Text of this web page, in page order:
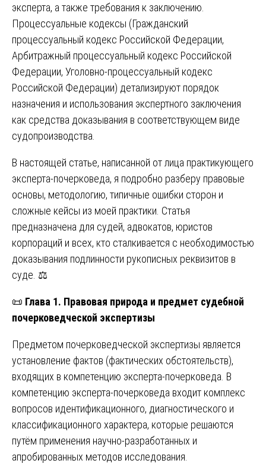
эксперта, а также требования к заключению.
Процессуальные кодексы (Гражданский
процессуальный кодекс Российской Федерации,
Арбитражный процессуальный кодекс Российской
Федерации, Уголовно-процессуальный кодекс
Российской Федерации) детализируют порядок
назначения и использования экспертного заключения
как средства доказывания в соответствующем виде
судопроизводства.
В настоящей статье, написанной от лица практикующего
эксперта-почерковеда, я подробно разберу правовые
основы, методологию, типичные ошибки сторон и
сложные кейсы из моей практики. Статья
предназначена для судей, адвокатов, юристов
корпораций и всех, кто сталкивается с необходимостью
доказывания подлинности рукописных реквизитов в
суде. ⚖️
📜 Глава 1. Правовая природа и предмет судебной
почерковедческой экспертизы
Предметом почерковедческой экспертизы является
установление фактов (фактических обстоятельств),
входящих в компетенцию эксперта-почерковеда. В
компетенцию эксперта-почерковеда входит комплекс
вопросов идентификационного, диагностического и
классификационного характера, которые решаются
путём применения научно-разработанных и
апробированных методов исследования.